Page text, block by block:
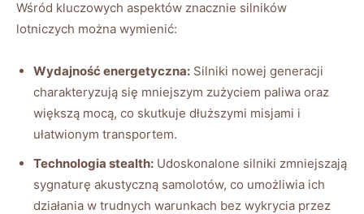
Wśród kluczowych aspektów znacznie silników
lotniczych można wymienić:
Wydajność energetyczna: Silniki nowej generacji
charakteryzują się mniejszym zużyciem paliwa oraz
większą mocą, co skutkuje dłuższymi misjami i
ułatwionym transportem.
Technologia stealth: Udoskonalone silniki zmniejszają
sygnaturę akustyczną samolotów, co umożliwia ich
działania w trudnych warunkach bez wykrycia przez